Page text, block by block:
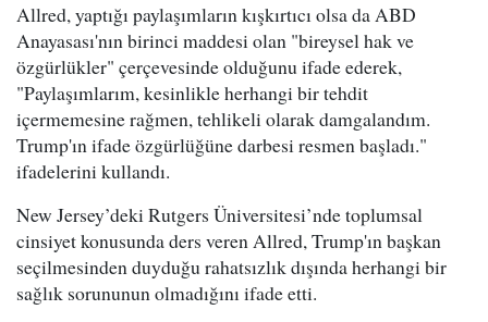
Allred, yaptığı paylaşımların kışkırtıcı olsa da ABD
Anayasası'nın birinci maddesi olan "bireysel hak ve
özgürlükler" çerçevesinde olduğunu ifade ederek,
"Paylaşımlarım, kesinlikle herhangi bir tehdit
içermemesine rağmen, tehlikeli olarak damgalandım.
Trump'ın ifade özgürlüğüne darbesi resmen başladı."
ifadelerini kullandı.
New Jersey’deki Rutgers Üniversitesi’nde toplumsal
cinsiyet konusunda ders veren Allred, Trump'ın başkan
seçilmesinden duyduğu rahatsızlık dışında herhangi bir
sağlık sorununun olmadığını ifade etti.